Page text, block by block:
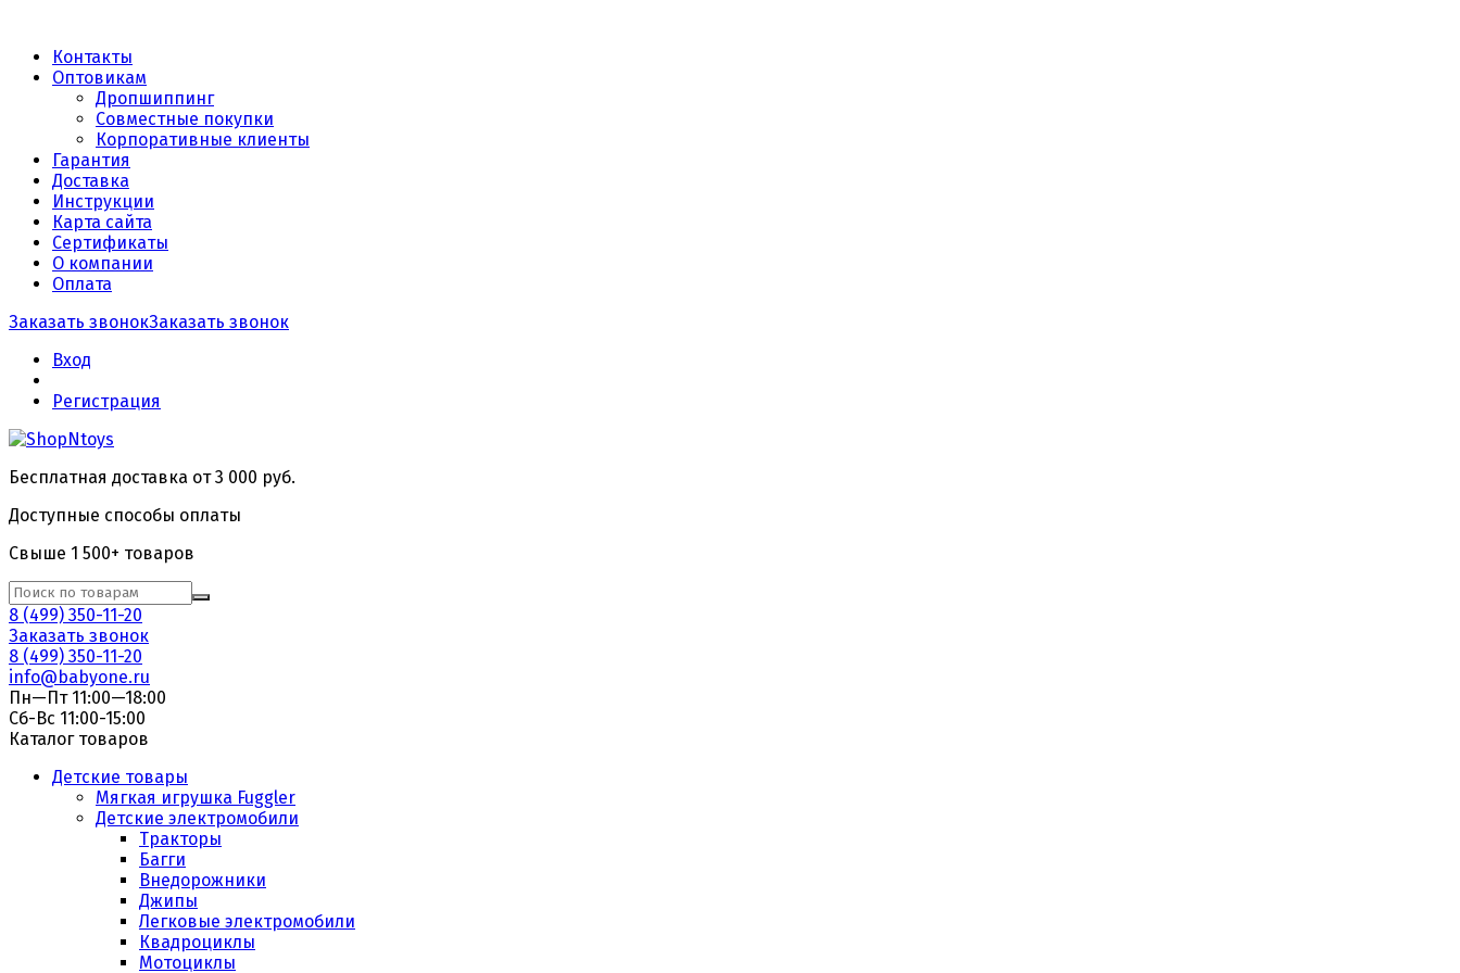
Контакты
Оптовикам
Дропшиппинг
Совместные покупки
Корпоративные клиенты
Гарантия
Доставка
Инструкции
Карта сайта
Сертификаты
О компании
Оплата
Заказать звонокЗаказать звонок
Вход
Регистрация
Бесплатная доставка от 3 000 руб.
Доступные способы оплаты
Свыше 1 500+ товаров
8 (499) 350-11-20
Заказать звонок
8 (499) 350-11-20
info@babyone.ru
Пн—Пт 11:00—18:00
Сб-Вс 11:00-15:00
Каталог товаров
Детские товары
Мягкая игрушка Fuggler
Детские электромобили
Тракторы
Багги
Внедорожники
Джипы
Легковые электромобили
Квадроциклы
Мотоциклы